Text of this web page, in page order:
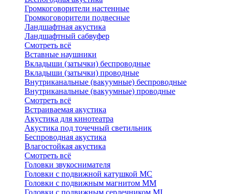
Громкоговорители настенные
Громкоговорители подвесные
Ландшафтная акустика
Ландшафтный сабвуфер
Смотреть всё
Вставные наушники
Вкладыши (затычки) беспроводные
Вкладыши (затычки) проводные
Внутриканальные (вакуумные) беспроводные
Внутриканальные (вакуумные) проводные
Смотреть всё
Встраиваемая акустика
Акустика для кинотеатра
Акустика под точечный светильник
Беспроводная акустика
Влагостойкая акустика
Смотреть всё
Головки звукоснимателя
Головки с подвижной катушкой MC
Головки с подвижным магнитом ММ
Головки с подвижным сердечником MI